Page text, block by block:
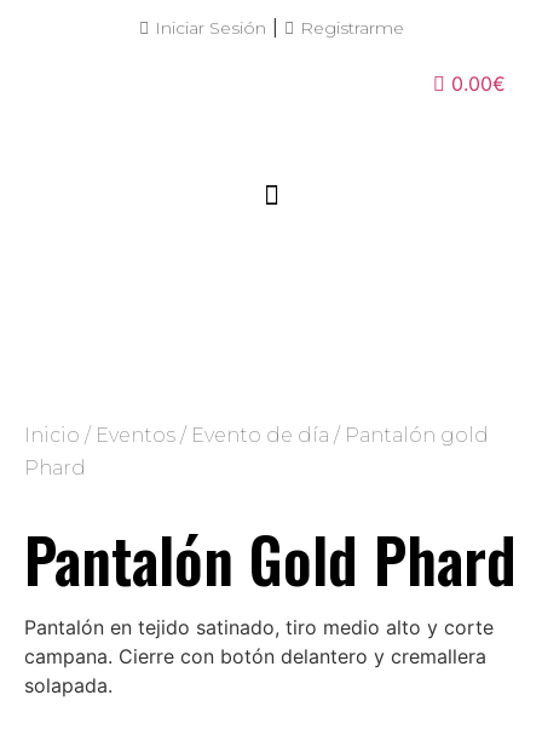
Iniciar Sesión Registrarme
0.00€
Inicio / Eventos / Evento de día / Pantalón gold
Phard
Pantalón Gold Phard
Pantalón en tejido satinado, tiro medio alto y corte
campana. Cierre con botón delantero y cremallera
solapada.